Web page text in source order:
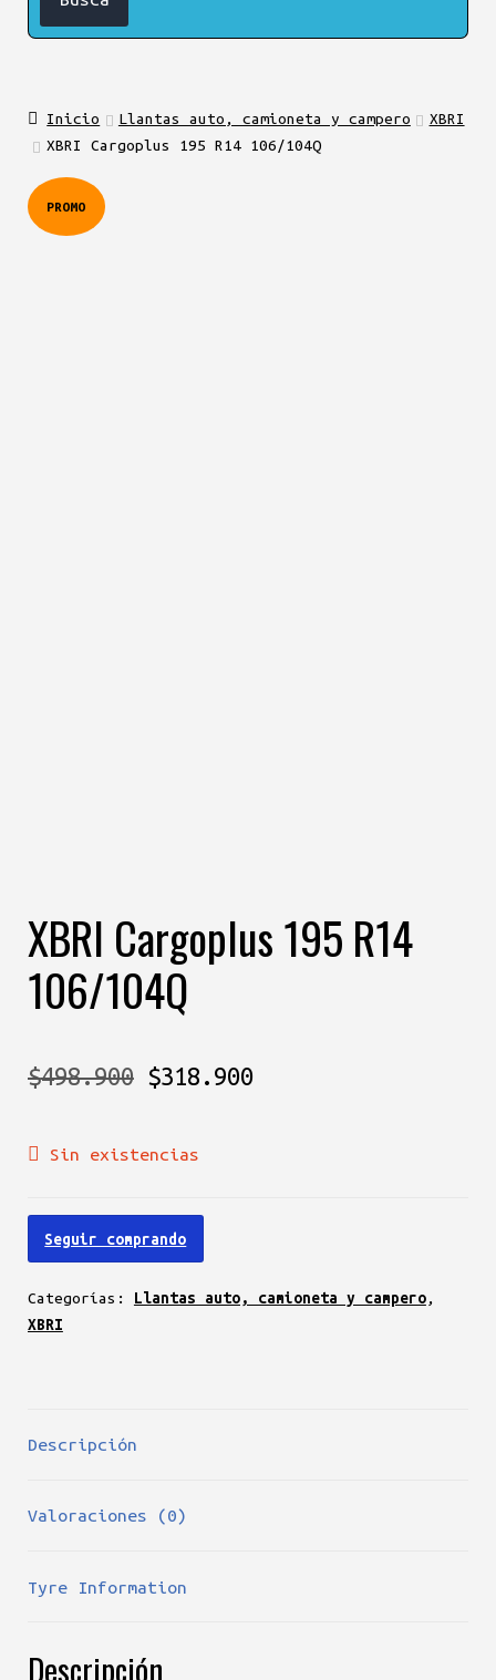
Inicio Llantas auto, camioneta y campero
XBRI
XBRI Cargoplus 195 R14 106/104Q
PROMO
XBRI Cargoplus 195 R14
106/104Q
$498.900 El
original
era:
$498.900.
$318.900El
Sin existencias
Seguir comprando
Categorías: Llantas auto, camioneta y campero,
XBRI
Descripción
Valoraciones (0)
Tyre Information
Descripción